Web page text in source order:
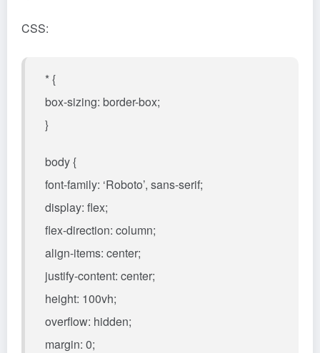
CSS:
* {
box-sizing: border-box;
}
body {
font-family: ‘Roboto’, sans-serif;
display: flex;
flex-direction: column;
align-items: center;
justify-content: center;
height: 100vh;
overflow: hidden;
margin: 0;